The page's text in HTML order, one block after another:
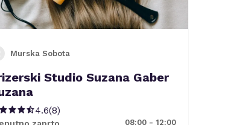
Murska Sobota
Studio Suzana Gaber
4.6(8)
zaprto 08:00 - 12:00